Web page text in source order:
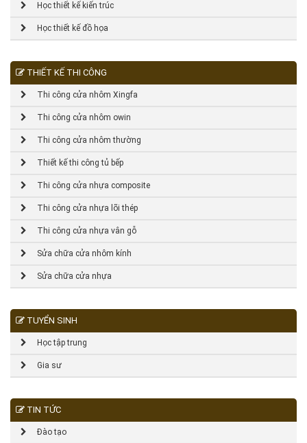
Học thiết kế kiến trúc
Học thiết kế đồ họa
THIẾT KẾ THI CÔNG
Thi công cửa nhôm Xingfa
Thi công cửa nhôm owin
Thi công cửa nhôm thường
Thiết kế thi công tủ bếp
Thi công cửa nhựa composite
Thi công cửa nhựa lõi thép
Thi công cửa nhựa vân gỗ
Sửa chữa cửa nhôm kính
Sửa chữa cửa nhựa
TUYỂN SINH
Học tập trung
Gia sư
TIN TỨC
Đào tạo